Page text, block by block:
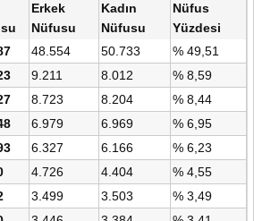
Erkek
Nüfusu
Kadın
Nüfusu
Nüfus
Yüzdesi
48.554 50.733
% 49,51
9.211 8.012
% 8,59
8.723 8.204
% 8,44
6.979 6.969
% 6,95
6.327 6.166
% 6,23
4.726 4.404
% 4,55
3.499 3.503
% 3,49